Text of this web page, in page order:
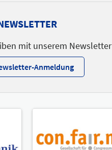
mit unserem Newsletter
Anmeldung